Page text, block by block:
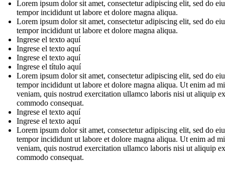
Lorem ipsum dolor sit amet, consectetur adipiscing elit, sed do
tempor incididunt ut labore et dolore magna aliqua.
Lorem ipsum dolor sit amet, consectetur adipiscing elit, sed do
tempor incididunt ut labore et dolore magna aliqua.
Ingrese el texto aquí
Ingrese el texto aquí
Ingrese el texto aquí
Ingrese el título aquí
Lorem ipsum dolor sit amet, consectetur adipiscing elit, sed do
tempor incididunt ut labore et dolore magna aliqua. Ut enim ad
veniam, quis nostrud exercitation ullamco laboris nisi ut aliquip
commodo consequat.
Ingrese el texto aquí
Ingrese el texto aquí
Lorem ipsum dolor sit amet, consectetur adipiscing elit, sed do
tempor incididunt ut labore et dolore magna aliqua. Ut enim ad
veniam, quis nostrud exercitation ullamco laboris nisi ut aliquip
commodo consequat.